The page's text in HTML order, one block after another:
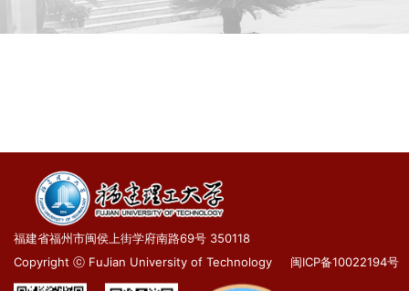
福建省福州市闽侯上街学府南路69号 350118
Copyright ⓒ FuJian University of Technology
闽ICP备10022194号